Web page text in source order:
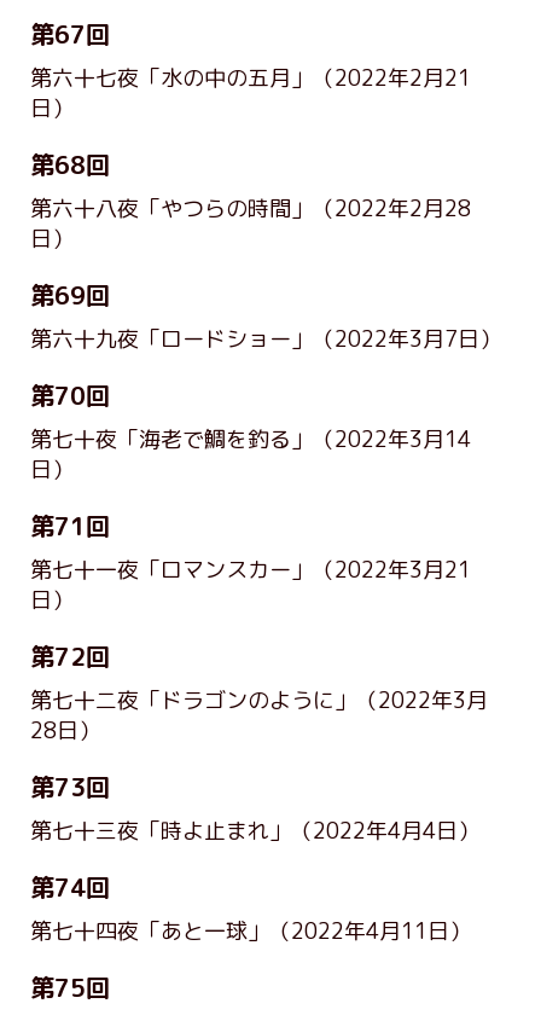
第67回
第六十七夜「水の中の五月」
（2022年2月21
日）
第68回
第六十八夜「やつらの時間」
（2022年2月28
日）
第69回
第六十九夜「ロードショー」 （2022年3月7日）
第70回
第七十夜「海老で鯛を釣る」
（2022年3月14
日）
第71回
第七十一夜「ロマンスカー」
（2022年3月21
日）
第72回
第七十二夜「ドラゴンのように」
（2022年3月
28日）
第73回
第七十三夜「時よ止まれ」 （2022年4月4日）
第74回
第七十四夜「あと一球」 （2022年4月11日）
第75回